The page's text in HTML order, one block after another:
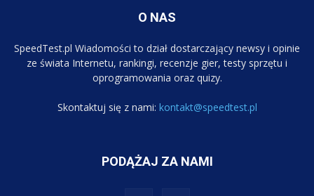
O NAS
SpeedTest.pl Wiadomości to dział dostarczający newsy i opinie
ze świata Internetu, rankingi, recenzje gier, testy sprzętu i
oprogramowania oraz quizy.
Skontaktuj się z nami: kontakt@speedtest.pl
PODĄŻAJ ZA NAMI